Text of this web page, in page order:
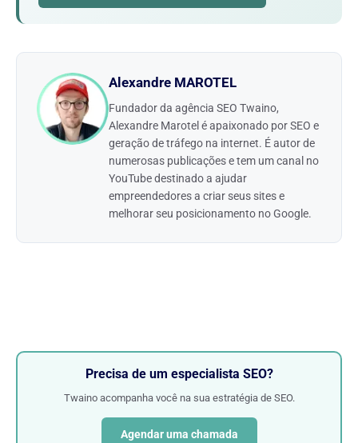
Alexandre MAROTEL
Fundador da agência SEO Twaino,
Alexandre Marotel é apaixonado por SEO e
geração de tráfego na internet. É autor de
numerosas publicações e tem um canal no
YouTube destinado a ajudar
empreendedores a criar seus sites e
melhorar seu posicionamento no Google.
Precisa de um especialista SEO?
Twaino acompanha você na sua estratégia de SEO.
Agendar uma chamada